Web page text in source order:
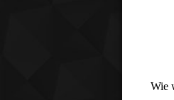
Wie